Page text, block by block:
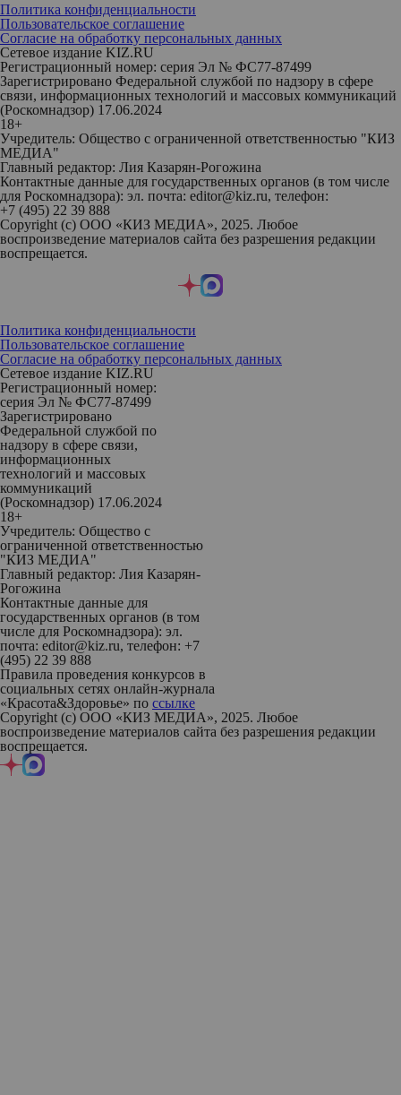
Политика конфиденциальности
Пользовательское соглашение
Согласие на обработку персональных данных
Сетевое издание KIZ.RU
Регистрационный номер: серия Эл № ФС77-87499
Зарегистрировано Федеральной службой по надзору в сфере
связи, информационных технологий и массовых коммуникаций
(Роскомнадзор) 17.06.2024
18+
Учредитель: Общество с ограниченной ответственностью "КИЗ
МЕДИА"
Главный редактор: Лия Казарян-Рогожина
Контактные данные для государственных органов (в том числе
для Роскомнадзора): эл. почта: editor@kiz.ru, телефон:
+7 (495) 22 39 888
Copyright (с) ООО «КИЗ МЕДИА», 2025. Любое
воспроизведение материалов сайта без разрешения редакции
воспрещается.
Политика конфиденциальности
Пользовательское соглашение
Согласие на обработку персональных данных
Сетевое издание KIZ.RU
Регистрационный номер:
серия Эл № ФС77-87499
Зарегистрировано
Федеральной службой по
надзору в сфере связи,
информационных
технологий и массовых
коммуникаций
(Роскомнадзор) 17.06.2024
18+
Учредитель: Общество с
ограниченной ответственностью
"КИЗ МЕДИА"
Главный редактор: Лия Казарян-
Рогожина
Контактные данные для
государственных органов (в том
числе для Роскомнадзора): эл.
почта: editor@kiz.ru, телефон: +7
(495) 22 39 888
Правила проведения конкурсов в
социальных сетях онлайн-журнала
«Красота&Здоровье» по ссылке
Copyright (с) ООО «КИЗ МЕДИА», 2025. Любое
воспроизведение материалов сайта без разрешения редакции
воспрещается.